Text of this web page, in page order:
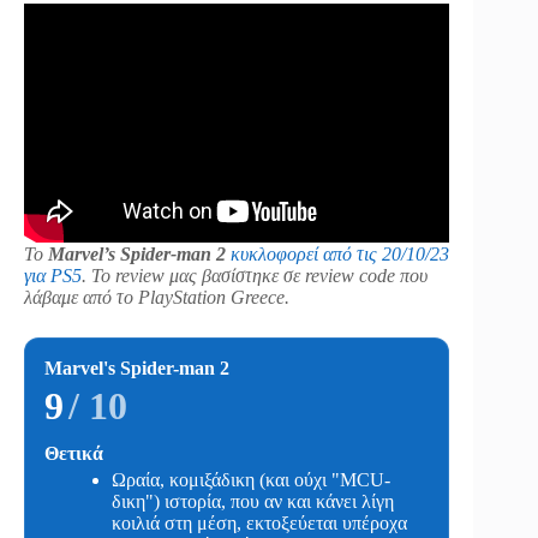
Το Marvel’s Spider-man 2 κυκλοφορεί από τις 20/10/23
για PS5. Το review μας βασίστηκε σε review code που
λάβαμε από το PlayStation Greece.
Marvel's Spider-man 2
9/ 10
Θετικά
Ωραία, κομιξάδικη (και ούχι "MCU-
δικη") ιστορία, που αν και κάνει λίγη
κοιλιά στη μέση, εκτοξεύεται υπέροχα